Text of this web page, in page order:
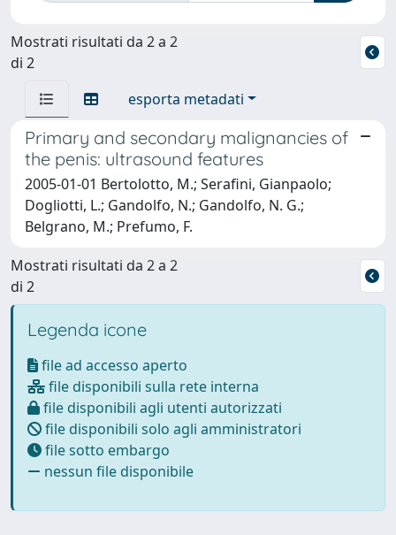
Mostrati risultati da 2 a 2
di 2
esporta metadati
Primary and secondary malignancies of
the penis: ultrasound features
2005-01-01 Bertolotto, M.; Serafini, Gianpaolo;
Dogliotti, L.; Gandolfo, N.; Gandolfo, N. G.;
Belgrano, M.; Prefumo, F.
Mostrati risultati da 2 a 2
di 2
Legenda icone
file ad accesso aperto
file disponibili sulla rete interna
file disponibili agli utenti autorizzati
file disponibili solo agli amministratori
file sotto embargo
nessun file disponibile